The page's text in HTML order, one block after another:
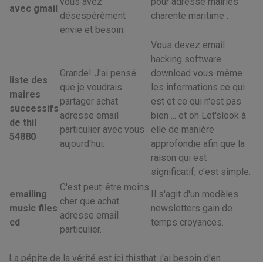
avec gmail
désespérément
envie et besoin.
charente maritime .
liste des
maires
successifs
de thil
54880
Grande! J'ai pensé
que je voudrais
partager achat
adresse email
particulier avec vous
aujourd'hui.
Vous devez email
hacking software
download vous-même
les informations ce qui
est et ce qui n'est pas
bien ... et oh Let'slook à
elle de manière
approfondie afin que la
raison qui est
significatif, c'est simple.
emailing
music files
cd
C'est peut-être moins
cher que achat
adresse email
particulier.
Il s'agit d'un modèles
newsletters gain de
temps croyances.
La pépite de la vérité est ici thisthat: j'ai besoin d'en